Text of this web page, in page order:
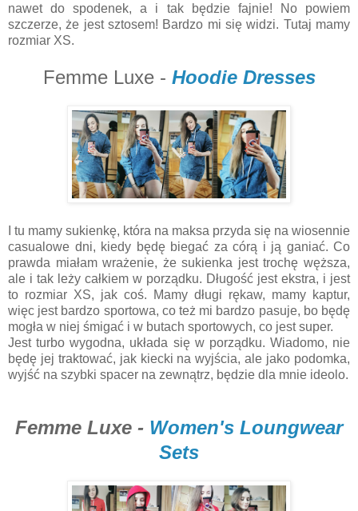
nawet do spodenek, a i tak będzie fajnie! No powiem
szczerze, że jest sztosem! Bardzo mi się widzi. Tutaj mamy
rozmiar XS.
Femme Luxe - Hoodie Dresses
I tu mamy sukienkę, która na maksa przyda się na wiosennie
casualowe dni, kiedy będę biegać za córą i ją ganiać. Co
prawda miałam wrażenie, że sukienka jest trochę węższa,
ale i tak leży całkiem w porządku. Długość jest ekstra, i jest
to rozmiar XS, jak coś. Mamy długi rękaw, mamy kaptur,
więc jest bardzo sportowa, co też mi bardzo pasuje, bo będę
mogła w niej śmigać i w butach sportowych, co jest super.
Jest turbo wygodna, układa się w porządku. Wiadomo, nie
będę jej traktować, jak kiecki na wyjścia, ale jako podomka,
wyjść na szybki spacer na zewnątrz, będzie dla mnie ideolo.
Femme Luxe - Women's Loungwear
Sets